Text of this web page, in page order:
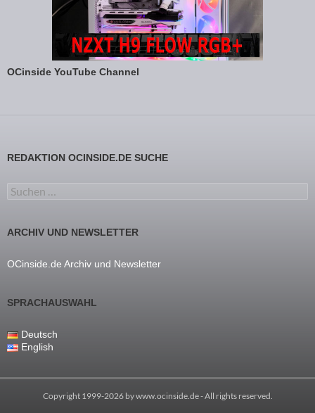
OCinside YouTube Channel
REDAKTION OCINSIDE.DE SUCHE
Suchen nach:
ARCHIV UND NEWSLETTER
OCinside.de Archiv und Newsletter
SPRACHAUSWAHL
Deutsch
English
Copyright 1999-2026 bywww.ocinside.de- All rights reserved.